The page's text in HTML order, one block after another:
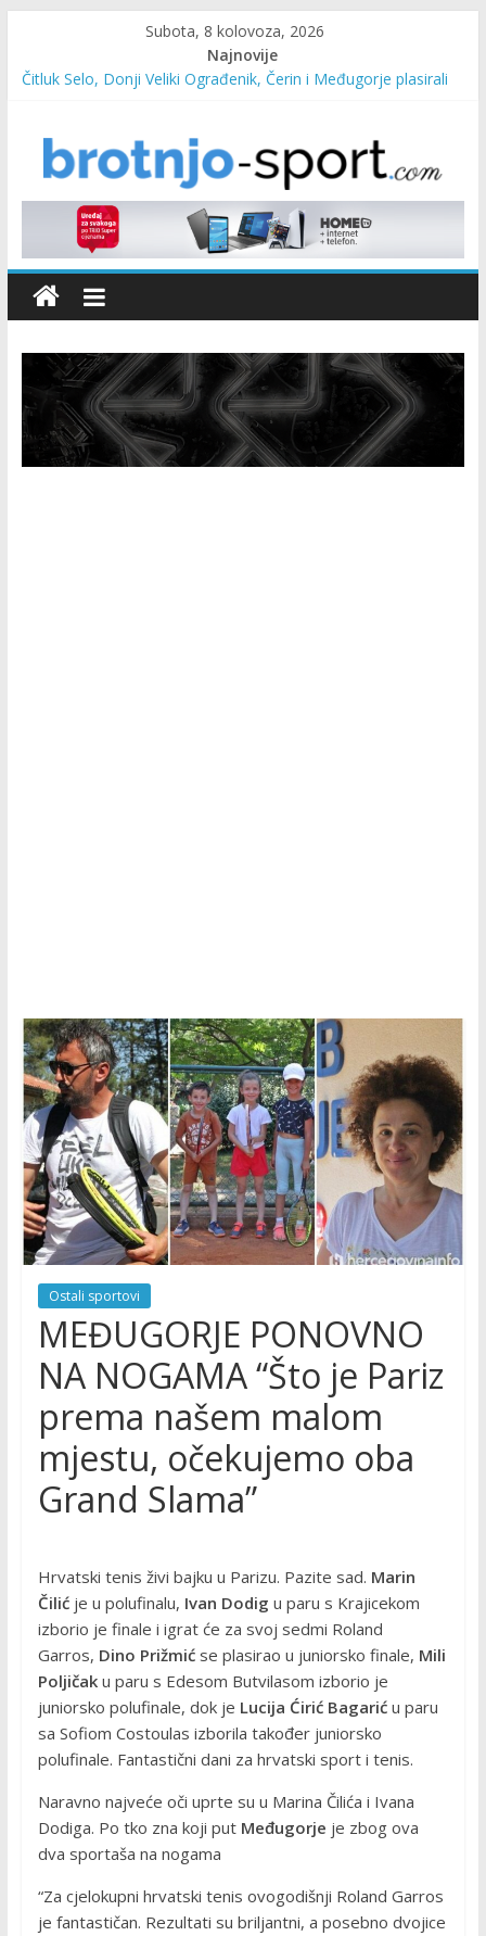
Subota, 8 kolovoza, 2026
Najnovije
Čitluk Selo, Donji Veliki Ograđenik, Čerin i Međugorje plasirali
Marin Čilić napredovao na ATP ljestvici
Poznati polufinalisti MNL MZ općine Čitluk – Brotnjo 2026.
Predsjednica Vlade Marija Buhač, ministar Ivo Bevanda i
načelnik Marin Radišić čestitali organizatoricama na realizaciji
sportsko edukativnog kampa “Izlazi vani”
Ostali sportovi
MEĐUGORJE PONOVNO
NA NOGAMA “Što je Pariz
prema našem malom
mjestu, očekujemo oba
Grand Slama”
Hrvatski tenis živi bajku u Parizu. Pazite sad. Marin
Čilićje u polufinalu, Ivan Dodig u paru s Krajicekom
izborio je finale i igrat će za svoj sedmi Roland
Garros, Dino Prižmićse plasirao u juniorsko finale, Mili
Poljičaku paru s Edesom Butvilasom izborio je
juniorsko polufinale, dok je Lucija Ćirić Bagariću paru
sa Sofiom Costoulas izborila također juniorsko
polufinale. Fantastični dani za hrvatski sport i tenis.
Naravno najveće oči uprte su u Marina Čilića i Ivana
Dodiga. Po tko zna koji put Međugorje je zbog ova
dva sportaša na nogama
“Za cjelokupni hrvatski tenis ovogodišnji Roland Garros
je fantastičan. Rezultati su briljantni, a posebno dvojice